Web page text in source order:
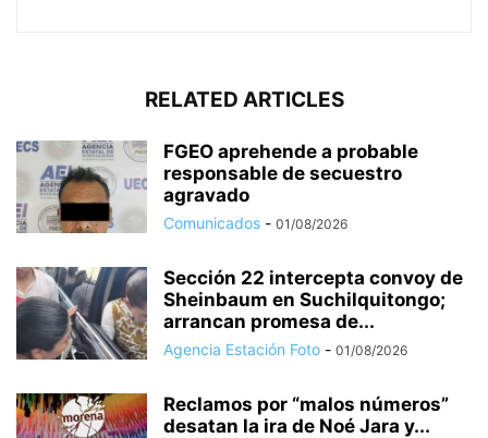
RELATED ARTICLES
FGEO aprehende a probable
responsable de secuestro
agravado
Comunicados - 01/08/2026
Sección 22 intercepta convoy de
Sheinbaum en Suchilquitongo;
arrancan promesa de...
Agencia Estación Foto - 01/08/2026
Reclamos por “malos números”
desatan la ira de Noé Jara y...